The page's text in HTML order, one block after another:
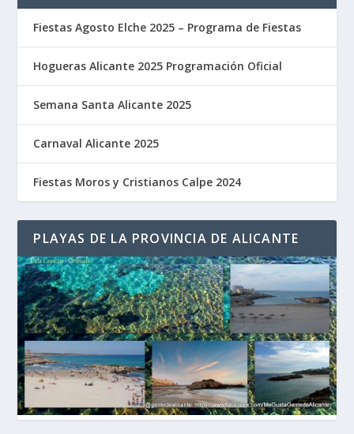
Fiestas Agosto Elche 2025 – Programa de Fiestas
Hogueras Alicante 2025 Programación Oficial
Semana Santa Alicante 2025
Carnaval Alicante 2025
Fiestas Moros y Cristianos Calpe 2024
PLAYAS DE LA PROVINCIA DE ALICANTE